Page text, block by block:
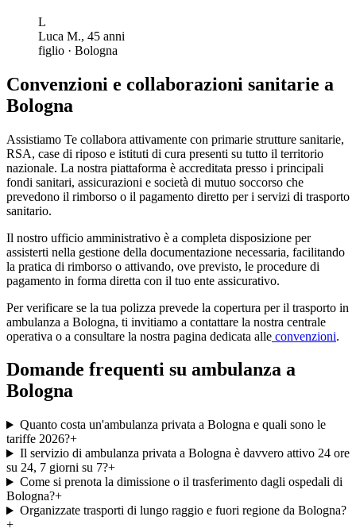
L
Luca M., 45 anni
figlio · Bologna
Convenzioni e collaborazioni sanitarie a
Bologna
Assistiamo Te collabora attivamente con primarie strutture sanitarie,
RSA, case di riposo e istituti di cura presenti su tutto il territorio
nazionale. La nostra piattaforma è accreditata presso i principali
fondi sanitari, assicurazioni e società di mutuo soccorso che
prevedono il rimborso o il pagamento diretto per i servizi di trasporto
sanitario.
Il nostro ufficio amministrativo è a completa disposizione per
assisterti nella gestione della documentazione necessaria, facilitando
la pratica di rimborso o attivando, ove previsto, le procedure di
pagamento in forma diretta con il tuo ente assicurativo.
Per verificare se la tua polizza prevede la copertura per il trasporto in
ambulanza a Bologna, ti invitiamo a contattare la nostra centrale
operativa o a consultare la nostra pagina dedicata alle convenzioni.
Domande frequenti su ambulanza a
Bologna
Quanto costa un'ambulanza privata a Bologna e quali sono le
tariffe 2026?+
Il servizio di ambulanza privata a Bologna è davvero attivo 24 ore
su 24, 7 giorni su 7?+
Come si prenota la dimissione o il trasferimento dagli ospedali di
Bologna?+
Organizzate trasporti di lungo raggio e fuori regione da Bologna?
+